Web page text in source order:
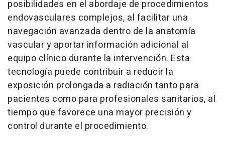
posibilidades en el abordaje de procedimientos
endovasculares complejos, al facilitar una
navegación avanzada dentro de la anatomía
vascular y aportar información adicional al
equipo clínico durante la intervención. Esta
tecnología puede contribuir a reducir la
exposición prolongada a radiación tanto para
pacientes como para profesionales sanitarios, al
tiempo que favorece una mayor precisión y
control durante el procedimiento.